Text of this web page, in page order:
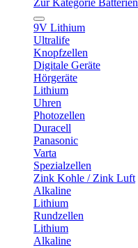
Zur Kategorie Batterien
9V Lithium
Ultralife
Knopfzellen
Digitale Geräte
Hörgeräte
Lithium
Uhren
Photozellen
Duracell
Panasonic
Varta
Spezialzellen
Zink Kohle / Zink Luft
Alkaline
Lithium
Rundzellen
Lithium
Alkaline